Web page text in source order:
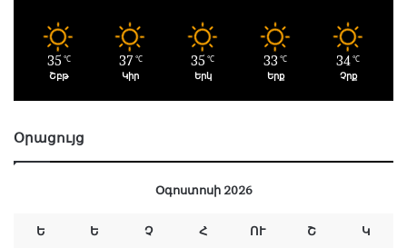
35 ℃
Շբթ
37 ℃
Կիր
35 ℃
Երկ
33 ℃
Երք
34 ℃
Չրք
Օրացույց
Օգոստոսի 2026
Ե Ե Չ Հ ՈՒ Շ Կ